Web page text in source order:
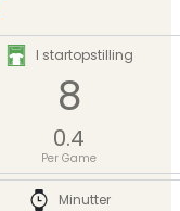
I startopstilling
8
0.4
Per Game
Minutter